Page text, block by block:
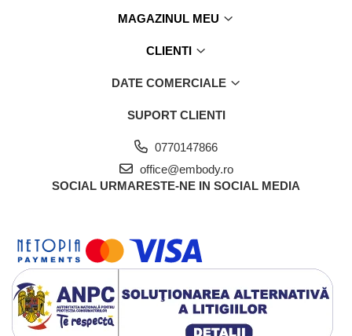
MAGAZINUL MEU
CLIENTI
DATE COMERCIALE
SUPORT CLIENTI
0770147866
office@embody.ro
SOCIAL URMARESTE-NE IN SOCIAL MEDIA